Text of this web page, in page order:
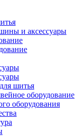
и аксессуары
шитья
оборудование
оборудования